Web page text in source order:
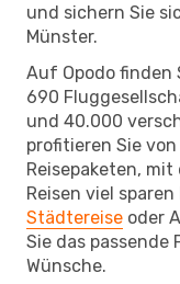
und sichern Sie
Münster.
Auf Opodo finden
690
und 40.000
profitieren Sie
Reisepaketen,
Reisen viel
Städtereise oder
Sie das
Wünsche.